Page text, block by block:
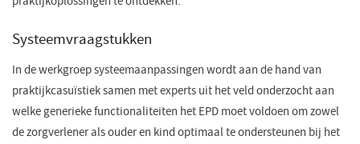
Systeemvraagstukken
In de werkgroep systeemaanpassingen wordt aan de hand van
praktijkcasuïstiek samen met experts uit het veld onderzocht aan
welke generieke functionaliteiten het EPD moet voldoen om zowel
de zorgverlener als ouder en kind optimaal te ondersteunen bij het